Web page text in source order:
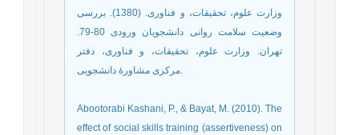
وزارت علوم، تحقیقات، و فناوری. (1380). بررسی
وضعیت سلامت روانی دانشجویان ورودی 80-79.
تهران. وزارت علوم، تحقیقات، و فناوری، دفتر
مرکزی مشاورۀ دانشجویی.
Abootorabi Kashani, P., & Bayat, M. (2010). The
effect of social skills training (assertiveness) on